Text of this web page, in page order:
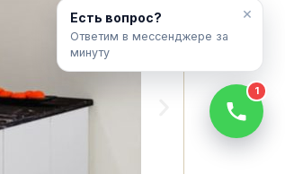
Есть вопрос?
Ответим в мессенджере за
минуту
×
1